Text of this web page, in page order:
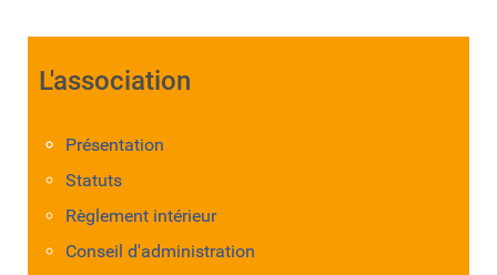
L'association
Présentation
Statuts
Règlement intérieur
Conseil d'administration